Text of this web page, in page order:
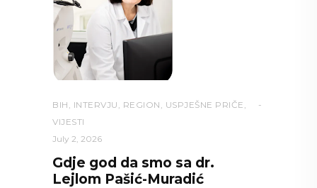
BIH INTERVJU REGION USPJEŠNE PRIČE
VIJESTI
July 2, 2026
Gdje god da smo sa dr.
Lejlom Pašić-Muradić